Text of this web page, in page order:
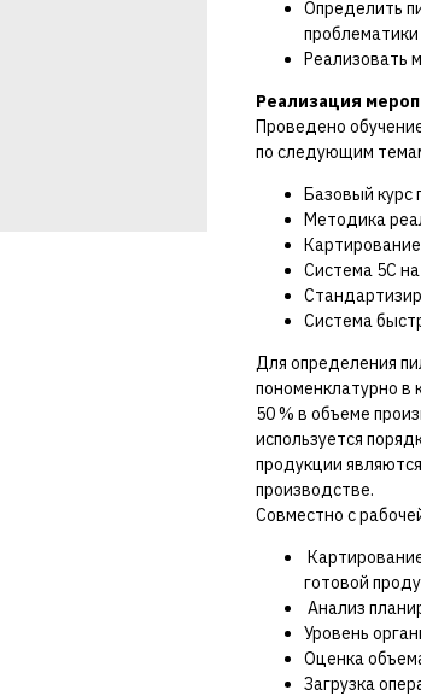
Определить
Реализовать
Реализация
Проведено
по следующим
Базовый курс
Методика
Система 5С
Система
Для определения
пономенклатурно в
50 % в объеме
используется
продукции
производстве.
Совместно с
готовой
Анализ
Уровень
Оценка
Загрузка